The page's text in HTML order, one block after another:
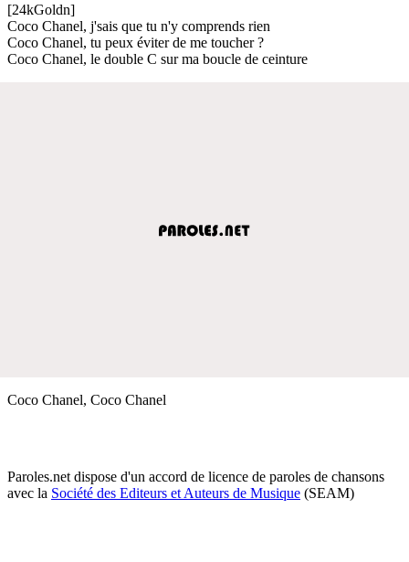
[24kGoldn]
Coco Chanel, j'sais que tu n'y comprends rien
Coco Chanel, tu peux éviter de me toucher ?
Coco Chanel, le double C sur ma boucle de ceinture
Coco Chanel, Coco Chanel
Paroles.net dispose d'un accord de licence de paroles de chansons
avec la Société des Editeurs et Auteurs de Musique (SEAM)